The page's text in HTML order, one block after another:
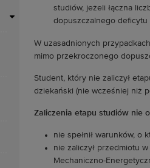
studiów, jeżeli łączna
dopuszczalnego deficytu
W uzasadnionych
mimo przekroczonego
Student, który nie zaliczył
dziekański (nie wcześniej niż
Zaliczenia etapu studiów nie
nie spełnił warunków, o
nie zaliczył przedmiotu
Mechaniczno-